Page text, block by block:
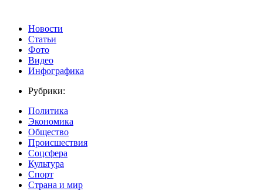
Новости
Статьи
Фото
Видео
Инфографика
Рубрики:
Политика
Экономика
Общество
Происшествия
Соцсфера
Культура
Спорт
Страна и мир